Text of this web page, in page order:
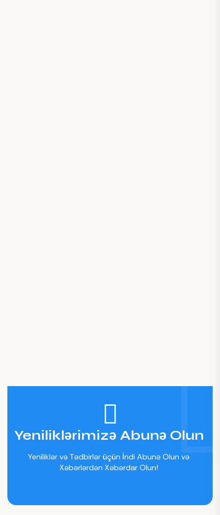
Yeniliklərimizə Abunə Olun
Yeniliklər və Tədbirlər üçün İndi Abunə Olun və
Xəbərlərdən Xəbərdar Olun!